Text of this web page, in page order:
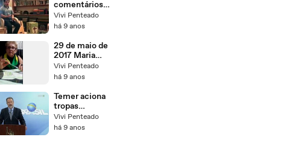
comentários,
apenas
assistam!!
Vivi Penteado
há 9 anos
29 de maio de
2017 Maria
Lucia Simões
Vivi Penteado
há 9 anos
Temer aciona
tropas
federais para
proteger
Vivi Penteado
há 9 anos